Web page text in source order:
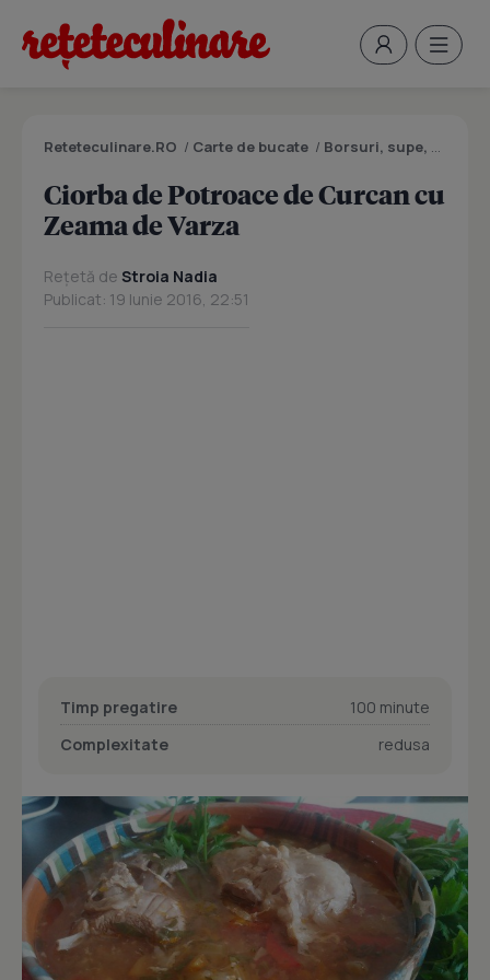
Reteteculinare.RO / Carte de bucate / Borsuri, supe, ciorbe
Ciorba de Potroace de Curcan cu
Zeama de Varza
Rețetă de Stroia Nadia
Publicat: 19 Iunie 2016, 22:51
Timp pregatire
100 minute
Complexitate
redusa